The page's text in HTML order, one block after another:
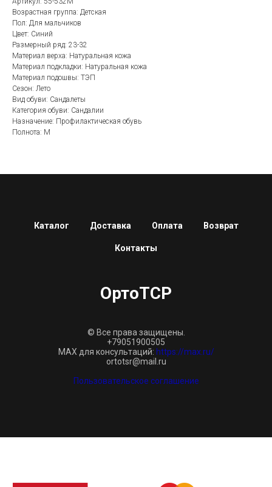
Возрастная группа: Детская
Пол: Для мальчиков
Цвет: Синий
Размерный ряд: 23-32
Материал верха: Натуральная кожа
Материал подкладки: Натуральная кожа
Материал подошвы: ТЭП
Сезон: Лето
Вид обуви: Сандалеты
Категория обуви: Сандалии
Назначение: Профилактическая обувь
Полнота: M
Каталог Доставка Оплата Возврат
Контакты
ОртоТСР
© Все права защищены.
+79051900505
MAX для консультаций: https://max.ru/
ortotsr@mail.ru
Пользовательское соглашение